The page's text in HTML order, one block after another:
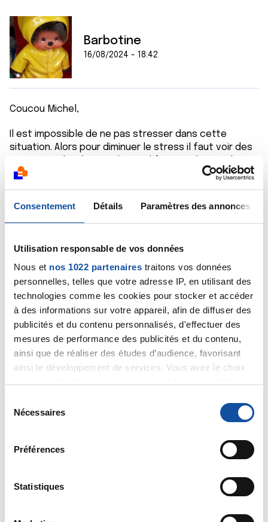
Consentement Détails Paramètres des annonces
Utilisation responsable de vos données
Nous et nos 1022 partenaires traitons vos données
personnelles, telles que votre adresse IP, en utilisant des
technologies comme les cookies pour stocker et accéder
à des informations sur votre appareil, afin de diffuser des
publicités et du contenu personnalisés, d'effectuer des
mesures de performance des publicités et du contenu,
ainsi que de réaliser des études d’audience, favorisant
ainsi le développement de services. Vous avez le choix
tout moment en consultant la Déclaration relative aux
cookies ou en cliquant sur l'icône de confidentialité.
Si vous le permettez, nous aimerions également :
géographique qui peuvent être précises à plusieurs
Identifier votre appareil en l'analysant activement
Nécessaires
Préférences
Statistiques
Barbotine
16/08/2024 - 18:42
Coucou Michel,
Il est impossible de ne pas stresser dans cette
situation. Alors pour diminuer le stress il faut voir des
idées en se baladant comme tu l'as fait, en allant au
agréables .... il faut parvenir à penser à autre chose
plaisir !
Bonne soirée.
Bizette 😘
Cécile
Citer
Coucou Cécile, merci pour tes conseils, je vais
passe plus vite. Il faut arriver à penser à autre